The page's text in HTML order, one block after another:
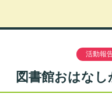
活動報
図書館おはな